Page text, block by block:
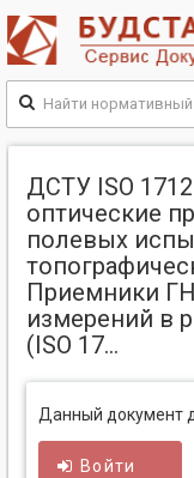
ДСТУ ISO
оптические
полевых
Приемники
измерений в
(ISO 17...
Данный документ
Войти